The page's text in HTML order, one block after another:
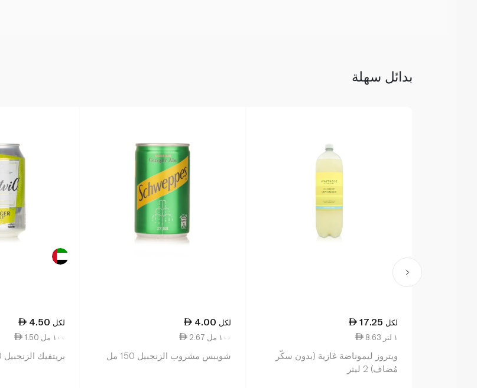
بدائل سهلة
17.25 لكل
8.63 ١ لتر
ويتروز ليموناضة غازية (بدون سكّر
مُضاف) 2 ليتر
4.00 لكل
2.67 ١٠٠ مل
شويبس مشروب الزنجبيل 150 مل
4.50 لكل
1.50 ١٠٠ مل
بريتفيك الزنجبيل 300 مل